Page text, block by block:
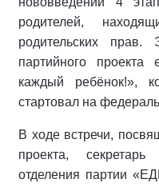
родителей,
родительских прав.
партийного проекта
каждый ребёнок!»,
стартовал на
В ходе встречи,
проекта, секретарь
отделения партии